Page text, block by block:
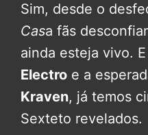
Sim, desde o
Casa fãs
ainda esteja vivo.
Electro e a
Kraven, já temos
Sexteto revelados.